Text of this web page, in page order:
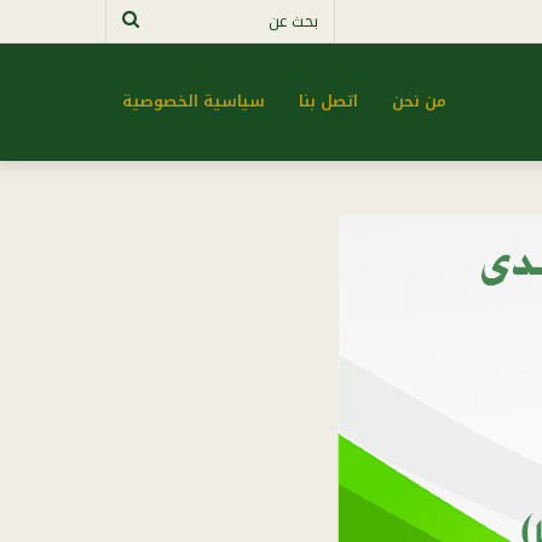
بحث
من نحن اتصل بنا سياسية الخصوصية